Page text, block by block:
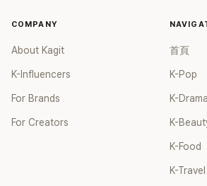
COMPANY
About Kagit
K-Influencers
For Brands
For Creators
首頁
K-Pop
K-Drama
K-
K-Food
K-Travel